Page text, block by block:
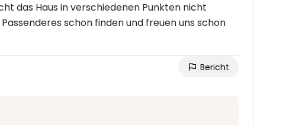
das Haus in verschiedenen Punkten nicht
schon finden und freuen uns schon
Bericht